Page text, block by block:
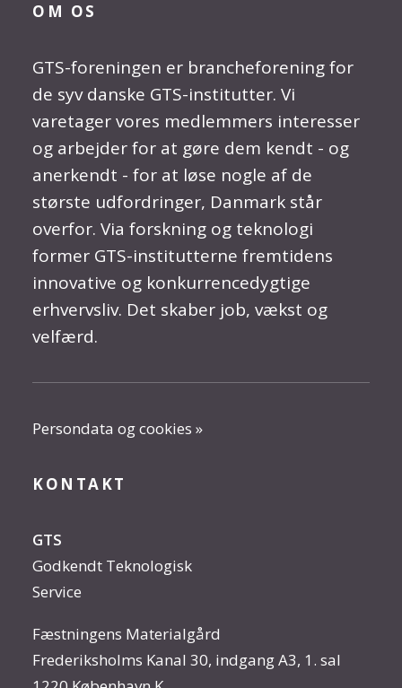
OM OS
GTS-foreningen er brancheforening for
de syv danske GTS-institutter. Vi
varetager vores medlemmers interesser
og arbejder for at gøre dem kendt - og
anerkendt - for at løse nogle af de
største udfordringer, Danmark står
overfor. Via forskning og teknologi
former GTS-institutterne fremtidens
innovative og konkurrencedygtige
erhvervsliv. Det skaber job, vækst og
velfærd.
Persondata og cookies »
KONTAKT
GTS
Godkendt Teknologisk
Service
Fæstningens Materialgård
Frederiksholms Kanal 30, indgang A3, 1. sal